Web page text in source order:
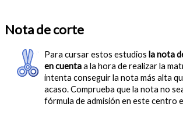
Nota de corte
Para cursar estos estudios la nota
en cuentaa la hora de realizar la
intenta conseguir la nota más alta
acaso. Comprueba que la nota no
fórmula de admisión en este centro